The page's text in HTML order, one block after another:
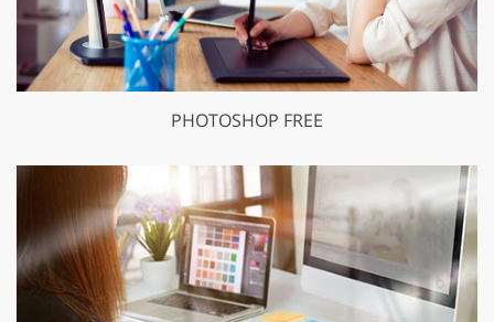
PHOTOSHOP FREE